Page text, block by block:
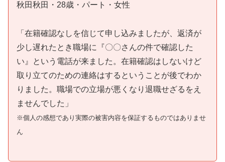
秋田秋田・28歳・パート・女性
「在籍確認なしを信じて申し込みましたが、返済が
少し遅れたとき職場に『〇〇さんの件で確認した
い』という電話が来ました。在籍確認はしないけど
取り立てのための連絡はするということが後でわか
りました。職場での立場が悪くなり退職せざるをえ
ませんでした」
※個人の感想であり実際の被害内容を保証するものではありませ
ん